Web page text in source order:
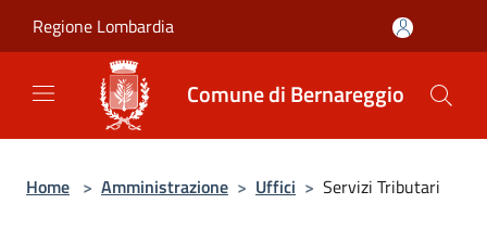
Regione Lombardia
Comune di Bernareggio
Home > Amministrazione > Uffici > Servizi Tributari